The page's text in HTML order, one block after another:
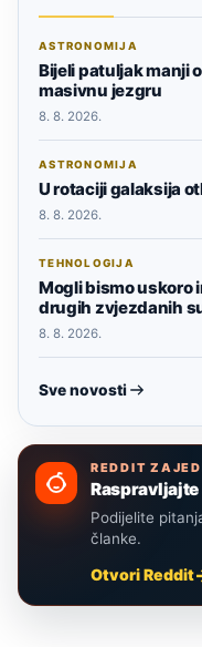
ASTRONOMIJA
Bijeli patuljak manji
masivnu jezgru
8. 8. 2026.
ASTRONOMIJA
U rotaciji galaksija
8. 8. 2026.
TEHNOLOGIJA
Mogli bismo uskoro
drugih zvjezdanih
8. 8. 2026.
Sve novosti
REDDIT
Podijelite
članke.
Otvori Reddit